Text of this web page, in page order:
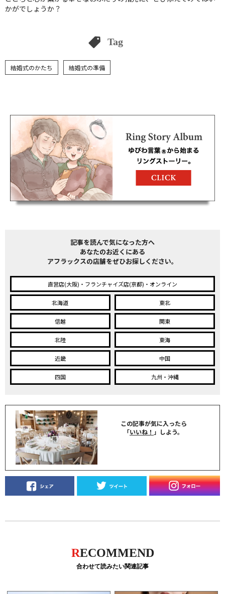
かがでしょうか？
Tag
結婚式のかたち 結婚式の準備
記事を読んで気になった方へ
あなたのお近くにある
アフラックスの店舗をぜひお探しください。
直営店(大阪)・フランチャイズ店(京都)・オンライン
北海道 東北
信越 関東
北陸 東海
近畿 中国
四国 九州・沖縄
この記事が気に入ったら
「いいね！ 」しよう。
RECOMMEND
合わせて読みたい関連記事